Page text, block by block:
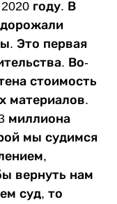
году. В
Это первая
Во-
стоимость
материалов.
миллиона
мы судимся
вернуть нам
суд, то